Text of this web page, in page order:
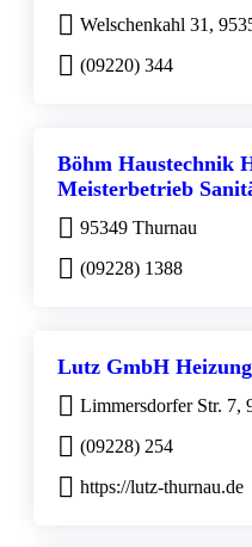
Welschenkahl 31,
(09220) 344
Böhm Haustechnik
Meisterbetrieb
95349 Thurnau
(09228) 1388
Lutz GmbH
Limmersdorfer Str. 7,
(09228) 254
https://lutz-thurnau.de